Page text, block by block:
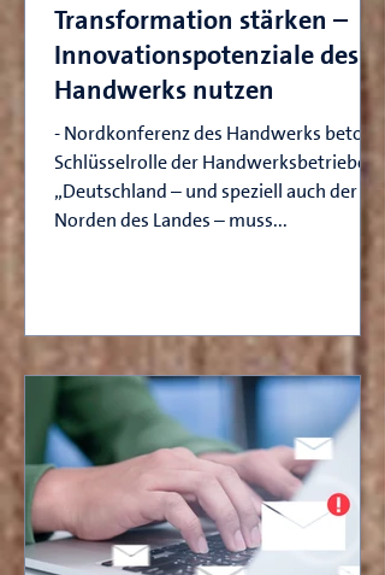
Transformation stärken –
Innovationspotenziale des
Handwerks nutzen
- Nordkonferenz des Handwerks betont
Schlüsselrolle der Handwerksbetriebe -
„Deutschland – und speziell auch der
Norden des Landes – muss...